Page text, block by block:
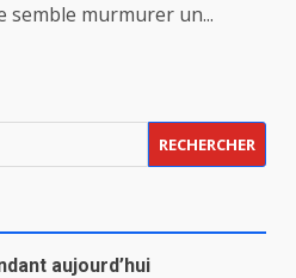
semble murmurer un...
aujourd’hui